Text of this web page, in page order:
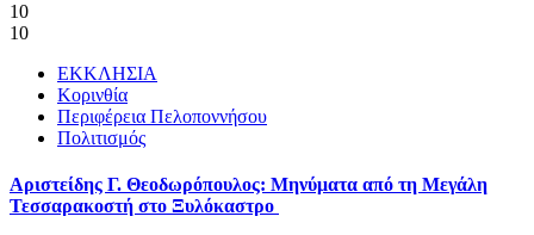
10
10
ΕΚΚΛΗΣΙΑ
Κορινθία
Περιφέρεια Πελοποννήσου
Πολιτισμός
Αριστείδης Γ. Θεοδωρόπουλος: Μηνύματα από τη Μεγάλη
Τεσσαρακοστή στο Ξυλόκαστρο